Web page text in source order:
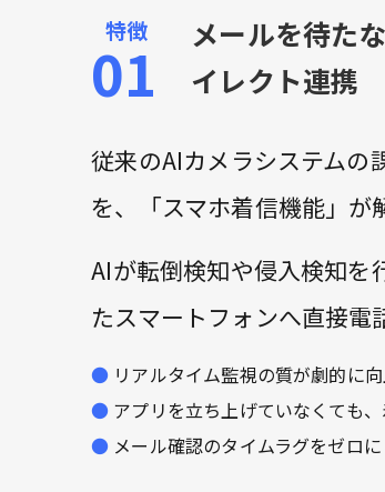
メールを待た
イレクト連携
従来のAIカメラシステムの
を、「スマホ着信機能」が
AIが転倒検知や侵入検知を
たスマートフォンへ直接電
リアルタイム監視の質が劇的に向
アプリを立ち上げていなくても
メール確認のタイムラグをゼロ